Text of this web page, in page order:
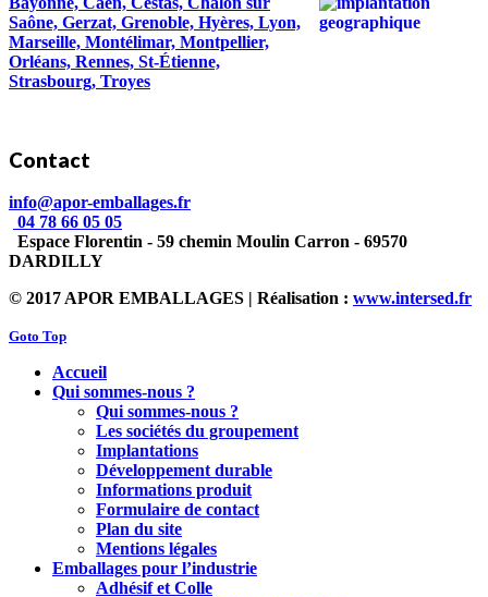
Saône, Gerzat, Grenoble, Hyères, Lyon,
Marseille, Montélimar, Montpellier,
Orléans, Rennes, St-Étienne,
Strasbourg, Troyes
Contact
info@apor-emballages.fr
04 78 66 05 05
Espace Florentin - 59 chemin Moulin Carron - 69570
DARDILLY
© 2017 APOR EMBALLAGES | Réalisation : www.intersed.fr
Goto Top
Accueil
Qui sommes-nous ?
Qui sommes-nous ?
Les sociétés du groupement
Implantations
Développement durable
Informations produit
Formulaire de contact
Plan du site
Mentions légales
Emballages pour l’industrie
Adhésif et Colle